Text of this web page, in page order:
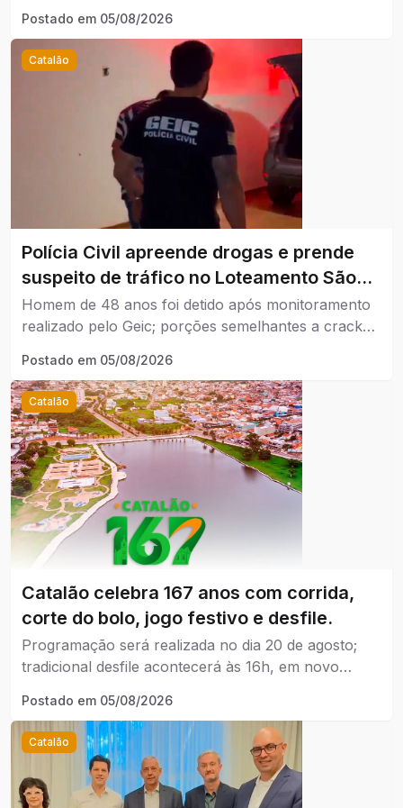
Postado em 05/08/2026
Catalão
Polícia Civil apreende drogas e prende
suspeito de tráfico no Loteamento São
Lucas, em Catalão.
Homem de 48 anos foi detido após monitoramento
realizado pelo Geic; porções semelhantes a crack
Postado em 05/08/2026
Catalão
Catalão celebra 167 anos com corrida,
corte do bolo, jogo festivo e desfile.
Programação será realizada no dia 20 de agosto;
tradicional desfile acontecerá às 16h, em novo
Postado em 05/08/2026
Catalão